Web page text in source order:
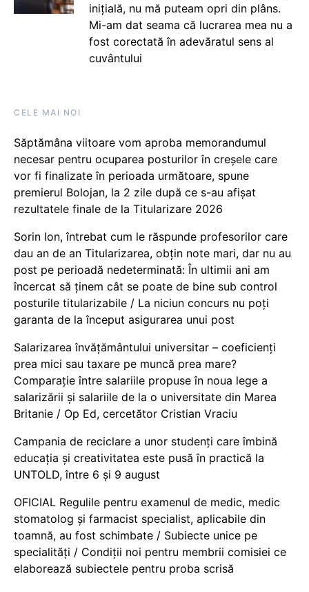
inițială, nu mă puteam opri din plâns.
Mi-am dat seama că lucrarea mea nu a
fost corectată în adevăratul sens al
cuvântului
CELE MAI NOI
Săptămâna viitoare vom aproba memorandumul
necesar pentru ocuparea posturilor în creșele care
vor fi finalizate în perioada următoare, spune
premierul Bolojan, la 2 zile după ce s-au afișat
rezultatele finale de la Titularizare 2026
Sorin Ion, întrebat cum le răspunde profesorilor care
dau an de an Titularizarea, obțin note mari, dar nu au
post pe perioadă nedeterminată: În ultimii ani am
încercat să ținem cât se poate de bine sub control
posturile titularizabile / La niciun concurs nu poți
garanta de la început asigurarea unui post
Salarizarea învățământului universitar – coeficienți
prea mici sau taxare pe muncă prea mare?
Comparație între salariile propuse în noua lege a
salarizării și salariile de la o universitate din Marea
Britanie / Op Ed, cercetător Cristian Vraciu
Campania de reciclare a unor studenți care îmbină
educația și creativitatea este pusă în practică la
UNTOLD, între 6 și 9 august
OFICIAL Regulile pentru examenul de medic, medic
stomatolog și farmacist specialist, aplicabile din
toamnă, au fost schimbate / Subiecte unice pe
specialități / Condiții noi pentru membrii comisiei ce
elaborează subiectele pentru proba scrisă